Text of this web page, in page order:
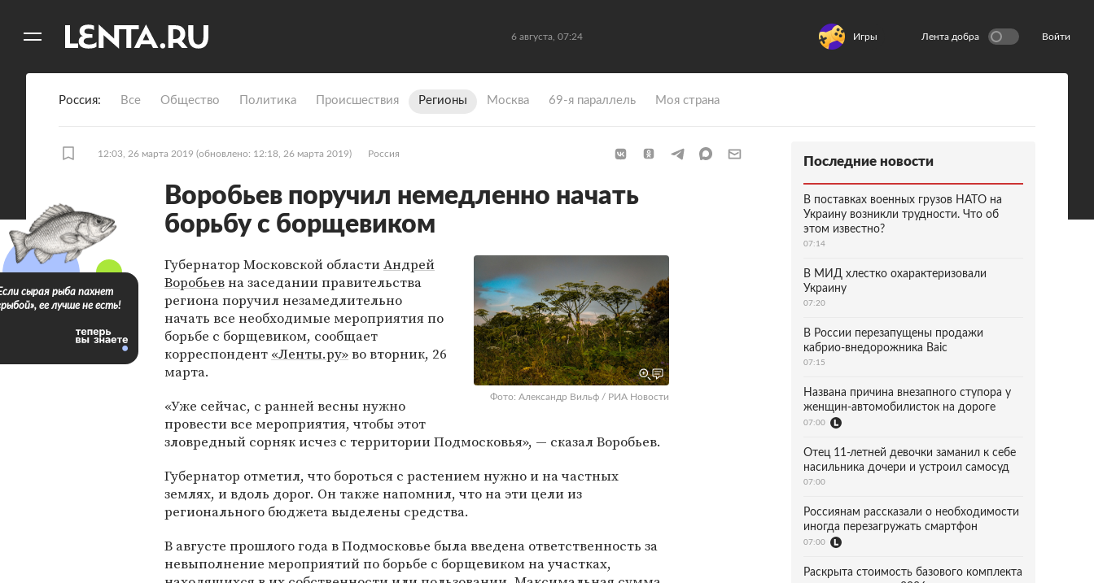
6 августа, 07:24 Игры Лента добра Войти
Россия Все Общество Политика Происшествия Регионы Москва 69-я параллель Моя страна
12:03, 26 марта 2019 (обновлено: 12:18, 26 марта 2019) Россия
Воробьев поручил немедленно начать
борьбу с борщевиком
Фото: Александр Вильф / РИА Новости
Губернатор Московской областиАндрей
Воробьевна заседании правительства
региона поручил незамедлительно
начать все необходимые мероприятия по
борьбе с борщевиком, сообщает
корреспондент «Ленты.ру»во вторник, 26
марта.
«Уже сейчас, с ранней весны нужно
провести все мероприятия, чтобы этот
зловредный сорняк исчез с территории Подмосковья», — сказал Воробьев.
Губернатор отметил, что бороться с растением нужно и на частных
землях, и вдоль дорог. Он также напомнил, что на эти цели из
регионального бюджета выделены средства.
В августе прошлого года в Подмосковье была введена ответственность за
невыполнение мероприятий по борьбе с борщевиком на участках,
сырая рыба пахнет
ее лучше не есть!
Последние новости
В поставках военных грузов НАТО на
Украину возникли трудности. Что об
этом известно?
07:14
В МИД хлестко охарактеризовали
Украину
07:20
В России перезапущены продажи
кабрио-внедорожника Baic
07:15
Названа причина внезапного ступора у
женщин-автомобилисток на дороге
07:00
Отец 11-летней девочки заманил к себе
насильника дочери и устроил самосуд
07:00
Россиянам рассказали о необходимости
иногда перезагружать смартфон
07:00
Раскрыта стоимость базового комплекта